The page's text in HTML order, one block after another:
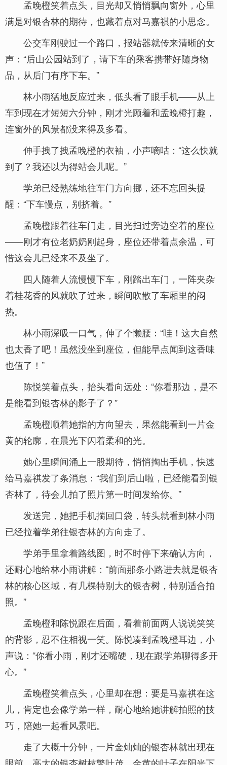
孟晚橙笑着点头，目光却又悄悄飘向窗外，心里
满是对银杏林的期待，也藏着点对马嘉祺的小思念。
公交车刚驶过一个路口，报站器就传来清晰的女
声：“后山公园站到了，请下车的乘客携带好随身物
品，从后门有序下车。”
林小雨猛地反应过来，低头看了眼手机——从上
车到现在才短短六分钟，刚才光顾着和孟晚橙打趣，
连窗外的风景都没来得及多看。
伸手拽了拽孟晚橙的衣袖，小声嘀咕：“这么快就
到了？我还以为得站会儿呢。”
学弟已经熟练地往车门方向挪，还不忘回头提
醒：“下车慢点，别挤着。”
孟晚橙跟着往车门走，目光扫过旁边空着的座位
——刚才有位老奶奶刚起身，座位还带着点余温，可
惜这会儿已经来不及坐了。
四人随着人流慢慢下车，刚踏出车门，一阵夹杂
着桂花香的风就吹了过来，瞬间吹散了车厢里的闷
热。
林小雨深吸一口气，伸了个懒腰：“哇！这大自然
也太香了吧！虽然没坐到座位，但能早点闻到这香味
也值了！”
陈悦笑着点头，抬头看向远处：“你看那边，是不
是能看到银杏林的影子了？”
孟晚橙顺着她指的方向望去，果然能看到一片金
黄的轮廓，在晨光下闪着柔和的光。
她心里瞬间涌上一股期待，悄悄掏出手机，快速
给马嘉祺发了条消息：“我们到后山啦，已经能看到银
杏林了，待会儿拍了照片第一时间发给你。”
发送完，她把手机揣回口袋，转头就看到林小雨
已经拉着学弟往银杏林的方向走了。
学弟手里拿着路线图，时不时停下来确认方向，
还耐心地给林小雨讲解：“前面那条小路进去就是银杏
林的核心区域，有几棵特别大的银杏树，特别适合拍
照。”
孟晚橙和陈悦跟在后面，看着前面两人说说笑笑
的背影，忍不住相视一笑。陈悦凑到孟晚橙耳边，小
声说：“你看小雨，刚才还嘴硬，现在跟学弟聊得多开
心。”
孟晚橙笑着点头，心里却在想：要是马嘉祺在这
儿，肯定也会像学弟一样，耐心地给她讲解拍照的技
巧，陪她一起看风景吧。
走了大概十分钟，一片金灿灿的银杏林就出现在